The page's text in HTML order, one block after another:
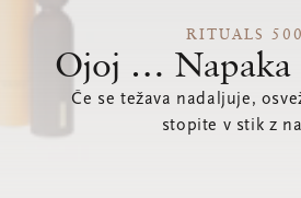
RITUALS 500
Ojoj … Napaka
Če se težava nadaljuje,
stopite v stik z